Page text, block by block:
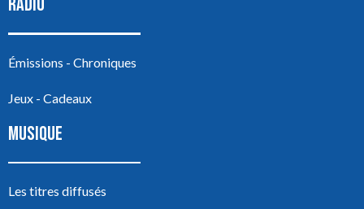
Émissions - Chroniques
Jeux - Cadeaux
MUSIQUE
Les titres diffusés